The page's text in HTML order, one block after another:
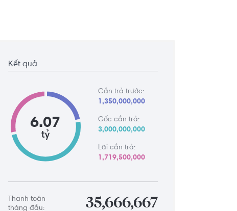
Kết quả
6.07
tỷ
Cần trả trước:
1,350,000,000
Gốc cần trả:
3,000,000,000
Lãi cần trả:
1,719,500,000
Thanh toán
tháng đầu:
35,666,667